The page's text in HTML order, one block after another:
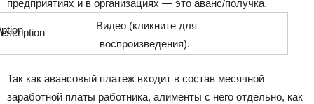
предприятиях и в организациях — это аванс/получка.
Видео (кликните для
воспроизведения).
Так как авансовый платеж входит в состав месячной
заработной платы работника, алименты с него отдельно, как